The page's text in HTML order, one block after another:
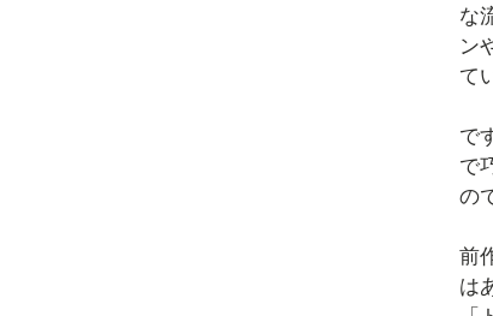
な
ン
て
で
で
の
前
は